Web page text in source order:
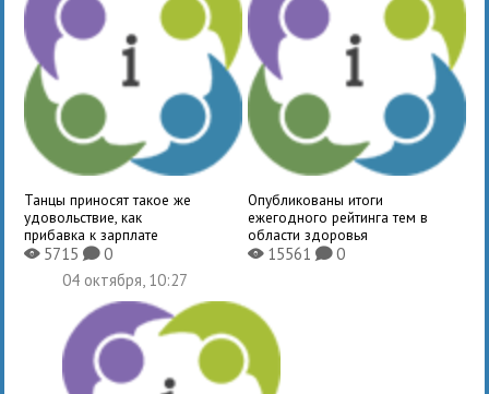
Танцы приносят такое же
удовольствие, как
прибавка к зарплате
X5715K0
Опубликованы итоги
ежегодного рейтинга тем в
области здоровья
X15561 K0
04 октября, 10:27